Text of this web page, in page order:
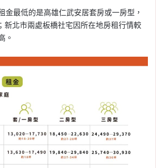
金最低的是高雄仁武安居套房或一房型，
新北市兩處板橋社宅因所在地房租行情較
。